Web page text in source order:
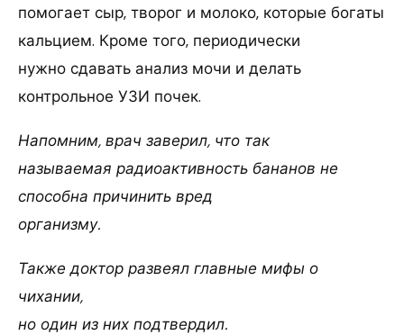
помогает сыр, творог и молоко, которые богаты
кальцием. Кроме того, периодически
нужно сдавать анализ мочи и делать
контрольное УЗИ почек.
Напомним, врач заверил, что так
называемая радиоактивность бананов не
способна причинить вред
организму.
Также доктор развеял главные мифы о
чихании,
но один из них подтвердил.